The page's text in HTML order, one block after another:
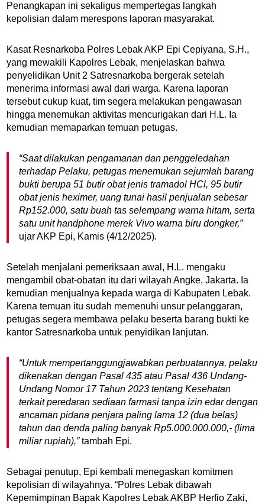
Penangkapan ini sekaligus mempertegas langkah
kepolisian dalam merespons laporan masyarakat.
Kasat Resnarkoba Polres Lebak AKP Epi Cepiyana, S.H.,
yang mewakili Kapolres Lebak, menjelaskan bahwa
penyelidikan Unit 2 Satresnarkoba bergerak setelah
menerima informasi awal dari warga. Karena laporan
tersebut cukup kuat, tim segera melakukan pengawasan
hingga menemukan aktivitas mencurigakan dari H.L. Ia
kemudian memaparkan temuan petugas.
“Saat dilakukan pengamanan dan penggeledahan
terhadap Pelaku, petugas menemukan sejumlah barang
bukti berupa 51 butir obat jenis tramadol HCl, 95 butir
obat jenis heximer, uang tunai hasil penjualan sebesar
Rp152.000, satu buah tas selempang warna hitam, serta
satu unit handphone merek Vivo warna biru dongker,”
ujar AKP Epi, Kamis (4/12/2025).
Setelah menjalani pemeriksaan awal, H.L. mengaku
mengambil obat-obatan itu dari wilayah Angke, Jakarta. Ia
kemudian menjualnya kepada warga di Kabupaten Lebak.
Karena temuan itu sudah memenuhi unsur pelanggaran,
petugas segera membawa pelaku beserta barang bukti ke
kantor Satresnarkoba untuk penyidikan lanjutan.
“Untuk mempertanggungjawabkan perbuatannya, pelaku
dikenakan dengan Pasal 435 atau Pasal 436 Undang-
Undang Nomor 17 Tahun 2023 tentang Kesehatan
terkait peredaran sediaan farmasi tanpa izin edar dengan
ancaman pidana penjara paling lama 12 (dua belas)
tahun dan denda paling banyak Rp5.000.000.000,- (lima
miliar rupiah),”tambah Epi.
Sebagai penutup, Epi kembali menegaskan komitmen
kepolisian di wilayahnya. “Polres Lebak dibawah
Kepemimpinan Bapak Kapolres Lebak AKBP Herfio Zaki,